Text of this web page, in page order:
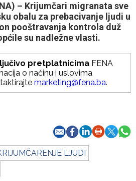
– Krijumčari migranata sve
obalu za prebacivanje ljudi u
pooštravanja kontrola duž
su nadležne vlasti.
pretplatnicima FENA
o načinu i uslovima
marketing@fena.ba.
LJUDI